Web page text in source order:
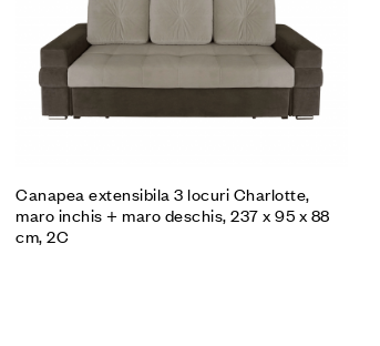
Canapea extensibila 3 locuri Charlotte,
maro inchis + maro deschis, 237 x 95 x 88
cm, 2C